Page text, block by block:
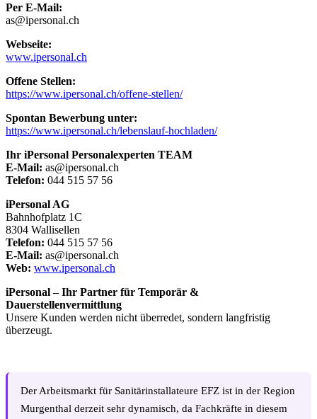
Per E-Mail:
as@ipersonal.ch
Webseite:
www.ipersonal.ch
Offene Stellen:
https://www.ipersonal.ch/offene-stellen/
Spontan Bewerbung unter:
https://www.ipersonal.ch/lebenslauf-hochladen/
Ihr iPersonal Personalexperten TEAM
E-Mail: as@ipersonal.ch
Telefon: 044 515 57 56
iPersonal AG
Bahnhofplatz 1C
8304 Wallisellen
Telefon: 044 515 57 56
E-Mail: as@ipersonal.ch
Web: www.ipersonal.ch
iPersonal – Ihr Partner für Temporär &
Dauerstellenvermittlung
Unsere Kunden werden nicht überredet, sondern langfristig
überzeugt.
Der Arbeitsmarkt für Sanitärinstallateure EFZ ist in der Region
Murgenthal derzeit sehr dynamisch, da Fachkräfte in diesem